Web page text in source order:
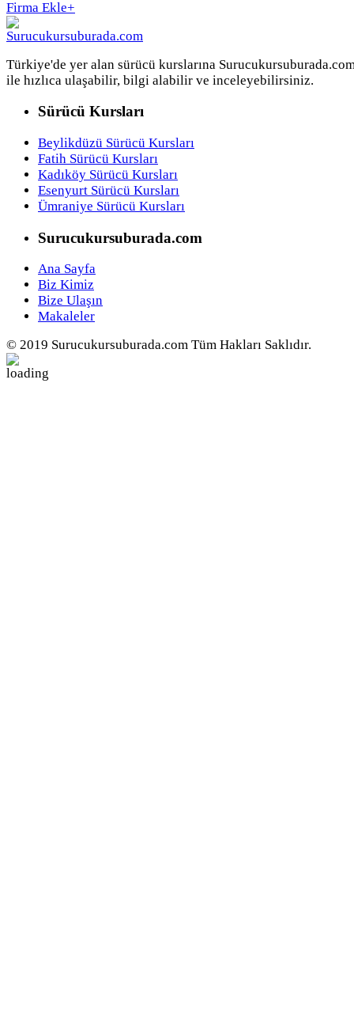
Firma Ekle+
Türkiye'de yer alan sürücü kurslarına
ile hızlıca ulaşabilir, bilgi alabilir ve inceleyebilirsiniz.
Sürücü Kursları
Beylikdüzü Sürücü Kursları
Fatih Sürücü Kursları
Kadıköy Sürücü Kursları
Esenyurt Sürücü Kursları
Ümraniye Sürücü Kursları
Surucukursuburada.com
Ana Sayfa
Biz Kimiz
Bize Ulaşın
Makaleler
© 2019 Surucukursuburada.com Tüm Hakları Saklıdır.